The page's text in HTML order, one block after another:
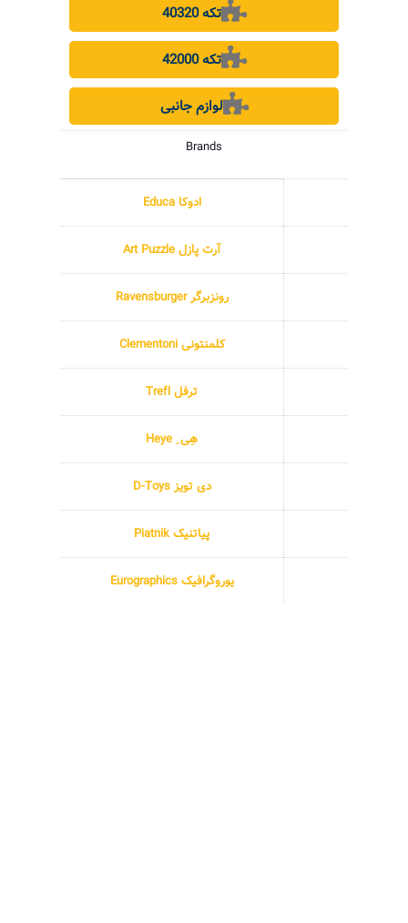
40320 تکه
42000 تکه
لوازم جانبی
Brands
ادوکا Educa
آرت پازل Art Puzzle
رونزبرگر Ravensburger
کلمنتونی Clementoni
ترفل Trefl
هِی ِ Heye
دی تویز D-Toys
پیاتنیک Piatnik
یوروگرافیک Eurographics